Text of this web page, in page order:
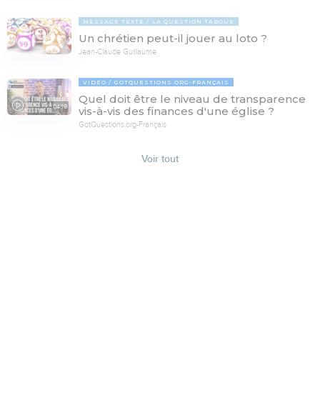
MESSAGE TEXTE LA QUESTION TABOUE
Un chrétien peut-il jouer au loto ?
Jean-Claude Guillaume
04:19
VIDÉO GOTQUESTIONS.ORG-FRANÇAIS
Quel doit être le niveau de transparence
vis-à-vis des finances d'une église ?
GotQuestions.org-Français
Voir tout